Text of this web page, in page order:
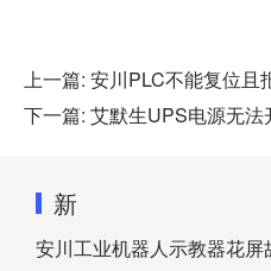
上一篇: 安川PLC不能复位且
下一篇: 艾默生UPS电源无
新
安川工业机器人示教器花